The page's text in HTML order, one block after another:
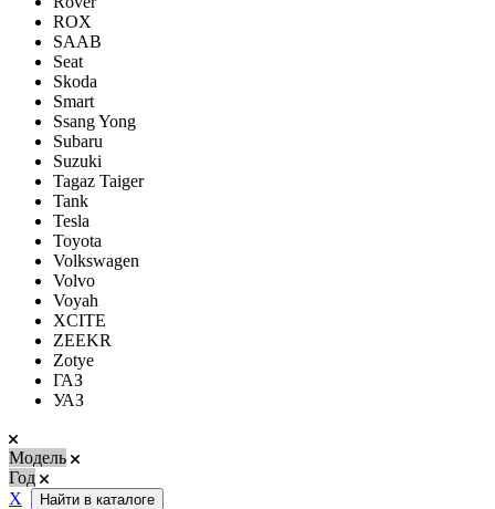
ROX
SAAB
Seat
Skoda
Smart
Ssang Yong
Subaru
Suzuki
Tagaz Taiger
Tank
Tesla
Toyota
Volkswagen
Volvo
Voyah
XCITE
ZEEKR
Zotye
ГАЗ
УАЗ
Модель
Год
Х
Найти в каталоге